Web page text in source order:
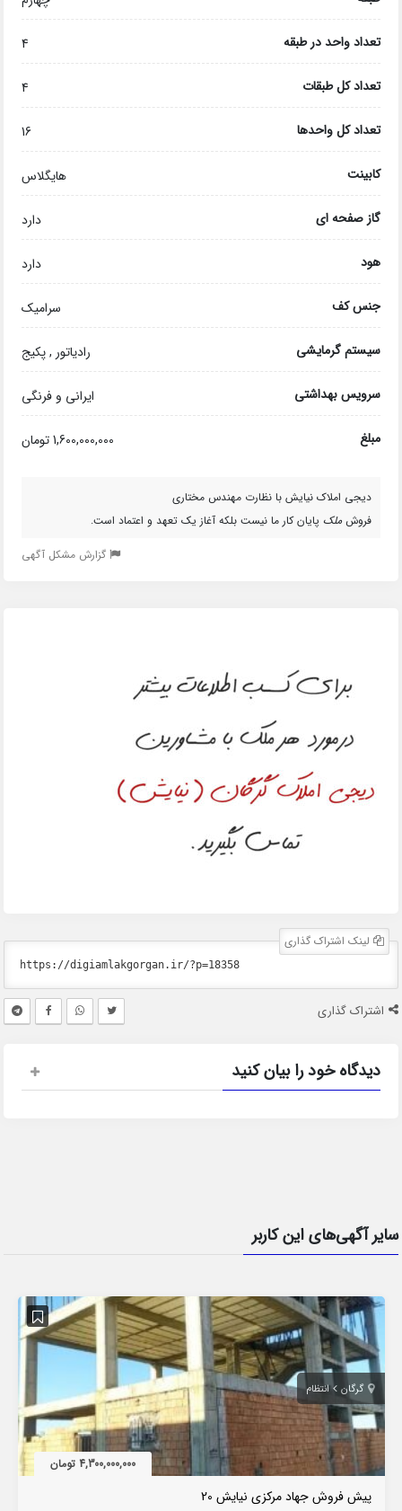
تعداد واحد در طبقه 4
تعداد کل طبقات 4
تعداد کل واحدها 16
کابینت هایگلاس
گاز صفحه ای دارد
هود دارد
جنس کف سرامیک
سیستم گرمایشی رادیاتور , پکیج
سرویس بهداشتی ایرانی و فرنگی
مبلغ 1,600,000,000 تومان
دیجی املاک نیایش با نظارت مهندس مختاری
فروشملک پایان کار ما نیست بلکه آغاز یک تعهد و اعتماد است.
گزارش مشکل آگهی
لینک اشتراک گذاری
اشتراک گذاری
دیدگاه خود را بیان کنید
سایر آگهی‌های این کاربر
گرگان انتظام
4,300,000,000 تومان
پیش فروش جهاد مرکزی نیایش 20